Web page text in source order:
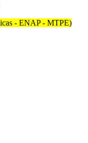
- ENAP - MTPE)